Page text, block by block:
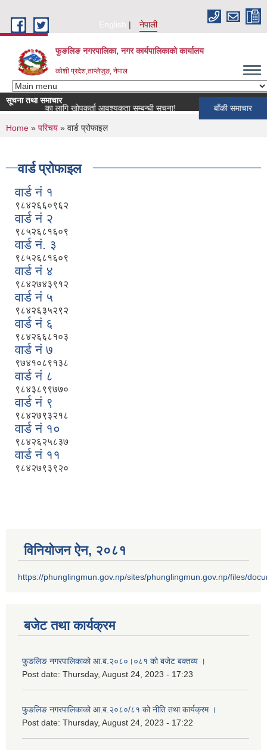
English
नेपाली
फुङलिङ नगरपालिका, नगर कार्यपालिकाको कार्यालय
कोशी प्रदेश,ताप्लेजुङ, नेपाल
सूचना तथा समाचार
लागि खोपकर्ता आवश्यकता सम्बन्धी सूचना!
बाँकी समाचार
You are here
Home » परिचय » वार्ड प्रोफाइल
वार्ड प्रोफाइल
वार्ड नं १
९८४२६६०९६२
वार्ड नं २
९८५२६८१६०९
वार्ड नं. ३
९८५२६८१६०९
वार्ड नं ४
९८४२७४३९१२
वार्ड नं ५
९८४२६३५२९२
वार्ड नं ६
९८४२६६८१०३
वार्ड नं ७
९७४१०८९१३८
वार्ड नं ८
९८४३८९९७७०
वार्ड नं ९
९८४२७९३२१८
वार्ड नं १०
९८४२६२५८३७
वार्ड नं ११
९८४२७९३९२०
विनियोजन ऐन‚ २०८१
https://phunglingmun.gov.np/sites/phunglingmun.gov.np/files/
बजेट तथा कार्यक्रम
फुङलिङ नगरपालिकाको आ.ब.२०८०।०८१ को बजेट बक्तव्य ।
Post date: Thursday, August 24, 2023 - 17:23
फुङलिङ नगरपालिकाको आ.ब.२०८०/८१ को नीति तथा कार्यक्रम ।
Post date: Thursday, August 24, 2023 - 17:22